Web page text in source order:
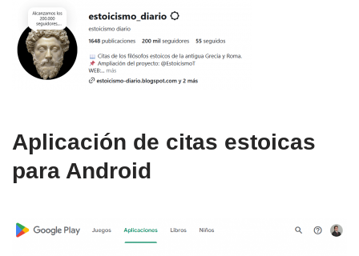
Aplicación de citas estoicas
para Android